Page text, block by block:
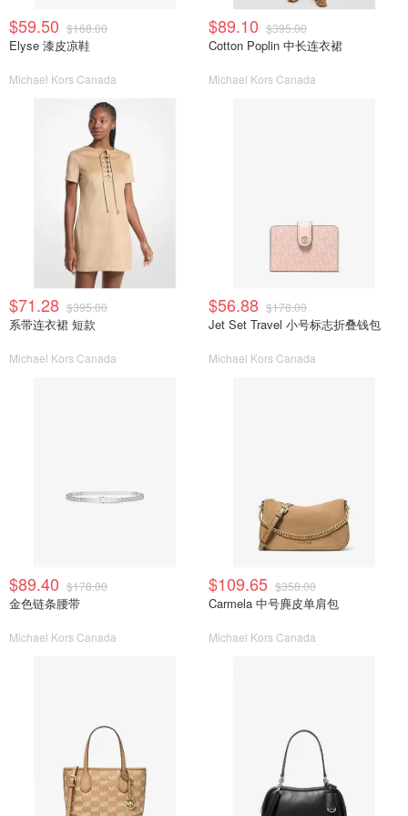
$59.50 $168.00
Elyse 漆皮凉鞋
Michael Kors Canada
$89.10 $395.00
Cotton Poplin 中长连衣裙
Michael Kors Canada
$71.28 $395.00
系带连衣裙 短款
Michael Kors Canada
$56.88 $178.00
Jet Set Travel 小号标志折叠钱包
Michael Kors Canada
$89.40 $178.00
金色链条腰带
Michael Kors Canada
$109.65 $358.00
Carmela 中号麂皮单肩包
Michael Kors Canada